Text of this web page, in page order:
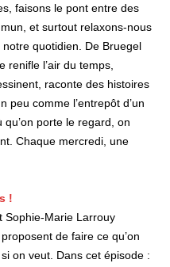
faisons le pont entre des
et surtout relaxons-nous
quotidien. De Bruegel
renifle l’air du temps,
raconte des histoires
peu comme l’entrepôt d’un
qu’on porte le regard, on
Chaque mercredi, une
!
Sophie-Marie Larrouy
de faire ce qu’on
on veut. Dans cet épisode :